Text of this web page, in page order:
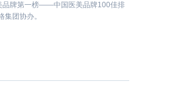
品牌第一榜——中国医美品牌100佳排
团协办。